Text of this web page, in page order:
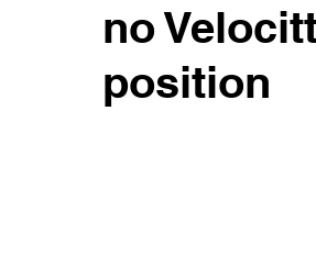
no
position